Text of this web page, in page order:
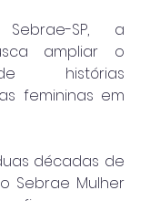
SP, a
ampliar o
histórias
femininas em
décadas de
Sebrae Mulher